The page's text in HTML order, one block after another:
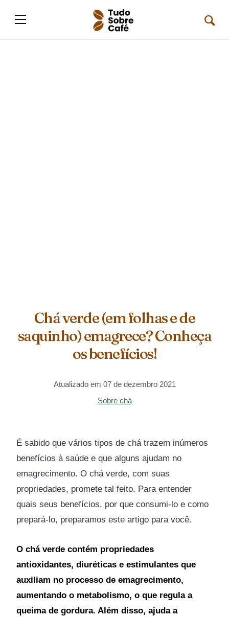
Chá verde (em folhas e de
saquinho) emagrece? Conheça
os benefícios!
Atualizado em 07 de dezembro 2021
Sobre chá
É sabido que vários tipos de chá trazem inúmeros
benefícios à saúde e que alguns ajudam no
emagrecimento. O chá verde, com suas
propriedades, promete tal feito. Para entender
quais seus benefícios, por que consumi-lo e como
prepará-lo, preparamos este artigo para você.
O chá verde contém propriedades
antioxidantes, diuréticas e estimulantes que
auxiliam no processo de emagrecimento,
aumentando o metabolismo, o que regula a
queima de gordura. Além disso, ajuda a